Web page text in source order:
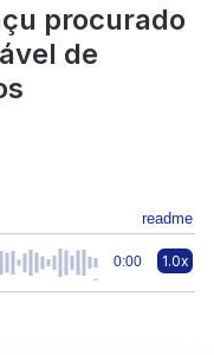
procurado
de
readme
0:00 1.0x